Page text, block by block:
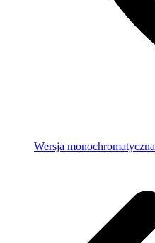
Wersja monochromatyczna